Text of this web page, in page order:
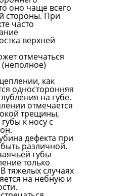
оно чаще всего
стороны. При
часто
верхней
отмечаться
как
односторонняя
на губе.
отмечается
трещины,
к носу с
дефекта при
различной.
губы
только
тяжелых случаях
на небную и